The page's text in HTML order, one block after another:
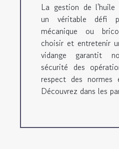
La gestion de l'huile
un véritable défi
mécanique ou
choisir et entretenir
vidange garantit
sécurité des
respect des normes
Découvrez dans les